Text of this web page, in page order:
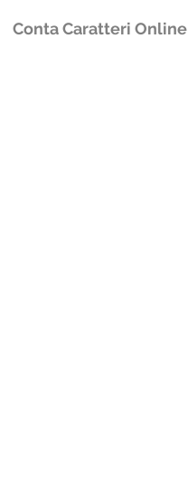
Conta Caratteri Online